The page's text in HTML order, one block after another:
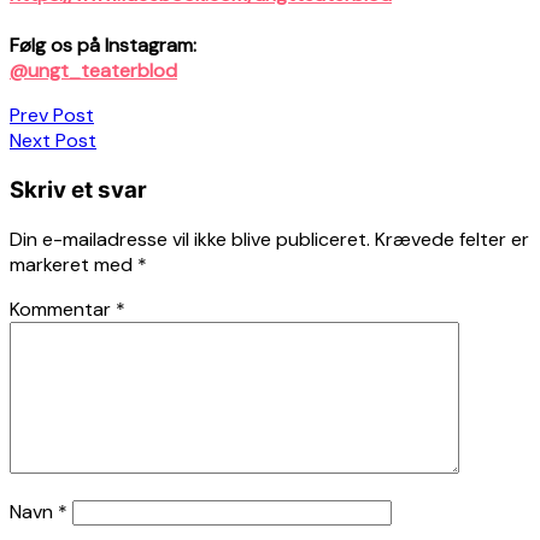
Følg os på Instagram:
@ungt_teaterblod
Indlægsnavigation
Prev Post
Next Post
Skriv et svar
Din e-mailadresse vil ikke blive publiceret. Krævede felter er
markeret med *
Kommentar *
Navn *